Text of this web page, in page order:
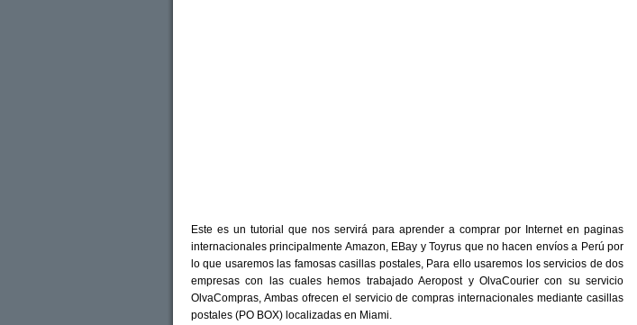
Este es un tutorial que nos servirá para aprender a comprar por Internet en paginas
internacionales principalmente Amazon, EBay y Toyrus que no hacen envíos a Perú por
lo que usaremos las famosas casillas postales, Para ello usaremos los servicios de dos
empresas con las cuales hemos trabajado Aeropost y OlvaCourier con su servicio
OlvaCompras, Ambas ofrecen el servicio de compras internacionales mediante casillas
postales (PO BOX) localizadas en Miami.